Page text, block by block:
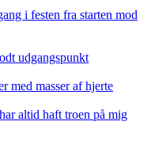
i festen fra starten mod
udgangspunkt
med masser af hjerte
altid haft troen på mig